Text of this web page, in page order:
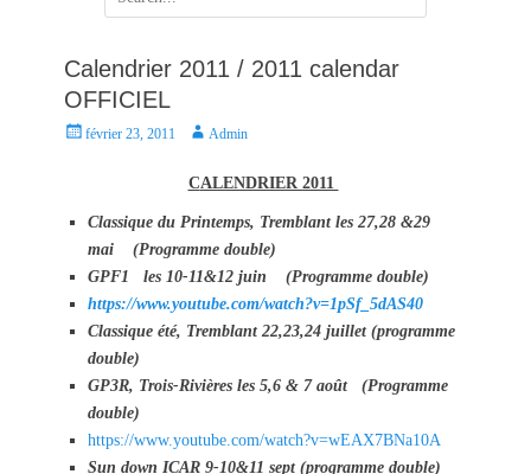
for:
Calendrier 2011 / 2011 calendar
OFFICIEL
P
o
février 23, 2011
A
t
o
r
Admin
CALENDRIER 2011
Classique du Printemps, Tremblant les 27,28 &29
mai (Programme double)
GPF1 les 10-11&12 juin (Programme double)
https://www.youtube.com/watch?v=1pSf_5dAS40
Classique été, Tremblant 22,23,24 juillet (programme
double)
GP3R, Trois-Rivières les 5,6 & 7 août (Programme
double)
https://www.youtube.com/watch?v=wEAX7BNa10A
Sun down ICAR 9-10&11 sept (programme double)